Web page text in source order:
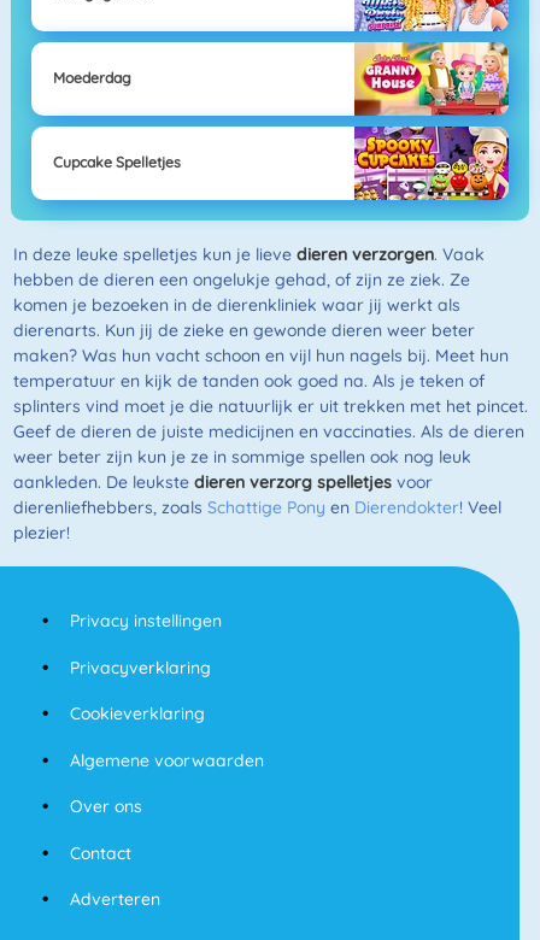
Moederdag
Cupcake Spelletjes
In deze leuke spelletjes kun je lieve dieren verzorgen. Vaak
hebben de dieren een ongelukje gehad, of zijn ze ziek. Ze
komen je bezoeken in de dierenkliniek waar jij werkt als
dierenarts. Kun jij de zieke en gewonde dieren weer beter
maken? Was hun vacht schoon en vijl hun nagels bij. Meet hun
temperatuur en kijk de tanden ook goed na. Als je teken of
splinters vind moet je die natuurlijk er uit trekken met het pincet.
Geef de dieren de juiste medicijnen en vaccinaties. Als de dieren
weer beter zijn kun je ze in sommige spellen ook nog leuk
aankleden. De leukste dieren verzorg spelletjesvoor
dierenliefhebbers, zoals Schattige Pony en Dierendokter! Veel
plezier!
Privacy instellingen
Privacyverklaring
Cookieverklaring
Algemene voorwaarden
Over ons
Contact
Adverteren